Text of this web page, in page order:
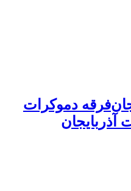
فرقه دموکرات
آذربایجان